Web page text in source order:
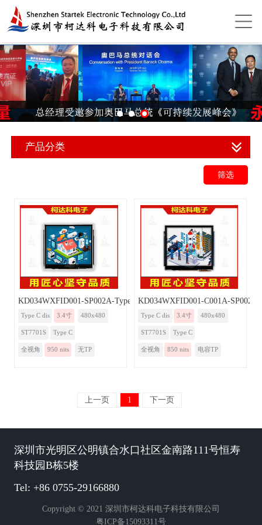
产品分类
筛选
KD034WXFID001-SP002A-TypeC
Type C dis 3.4寸 480x480
ST7701S Type C
全视角 950 nits 无TP
KD034WXFID001-C001A-SP002A-
Type C dis 3.4寸 480x480
ST7701S Type C
全视角 850 nits 电容TP
上一页 1 下一页
深圳市光明区公明镇合水口社区金南路111号恒寿
科技园B栋5楼
Tel: +86 0755-29166880
Copyright © 2021 深圳市柯达科电子科技有限公司
粤ICP备15093311号